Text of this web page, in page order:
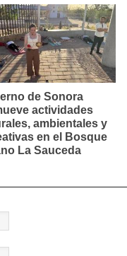
de Sonora
actividades
ambientales y
en el Bosque
La Sauceda